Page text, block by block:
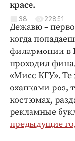
Криминал
Культура
Общество
Погода
Праздники
Спорт
красе.
38 22851
Дежавю –
когда
филармонии в
проходил
«Мисс КГУ». Те
охапками роз,
костюмах,
рекламные
предыдущие